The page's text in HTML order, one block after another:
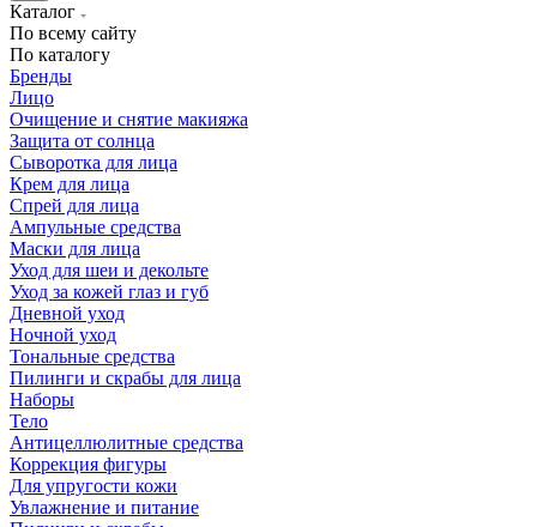
Каталог
По всему сайту
По каталогу
Бренды
Лицо
Очищение и снятие макияжа
Защита от солнца
Сыворотка для лица
Крем для лица
Спрей для лица
Ампульные средства
Маски для лица
Уход для шеи и декольте
Уход за кожей глаз и губ
Дневной уход
Ночной уход
Тональные средства
Пилинги и скрабы для лица
Наборы
Тело
Антицеллюлитные средства
Коррекция фигуры
Для упругости кожи
Увлажнение и питание